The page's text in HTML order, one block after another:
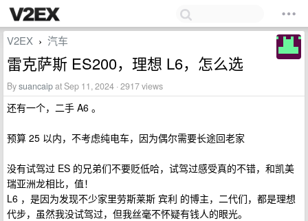
V2EX › 汽车
雷克萨斯 ES200，理想 L6，怎么选
Bysuancaipat Sep 11, 2024 · 2917 views
还有一个，二手 A6 。
预算 25 以内，不考虑纯电车，因为偶尔需要长途回老家
没有试驾过 ES 的兄弟们不要贬低哈，试驾过感受真的不错，和凯美
瑞亚洲龙相比，值！
L6 ，是因为发现不少家里劳斯莱斯 宾利 的博主，二代们，都是理想
代步，虽然我没试驾过，但我丝毫不怀疑有钱人的眼光。